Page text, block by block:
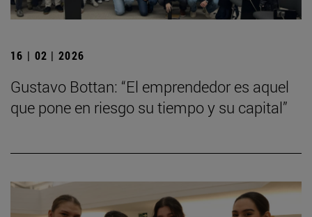
16 | 02 | 2026
Gustavo Bottan: “El emprendedor es aquel
que pone en riesgo su tiempo y su capital”